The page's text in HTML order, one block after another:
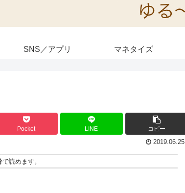
SNS／アプリ マネタイズ
Pocket LINE
コピー
2019.06.25
で読めます。